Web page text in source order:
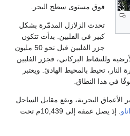
فوق مستوى سطح البحر.
تحدث الزلازل المدمّرة بشكل
كبير في الفلبين. بدأت تتكون
جزر الفلبين قبل نحو 50 مليون
وللنشاط البركاني، فجزر الفلبين
تحيط بالمحيط الهادئ. ويعتبر
في هذا النطاق.
الأعماق البحرية، ويقع مقابل الساحل
. إذ يصل عمقه إلى 10,439م تحت